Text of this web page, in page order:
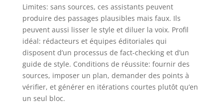
Limites: sans sources, ces assistants peuvent
produire des passages plausibles mais faux. Ils
peuvent aussi lisser le style et diluer la voix. Profil
idéal: rédacteurs et équipes éditoriales qui
disposent d’un processus de fact-checking et d’un
guide de style. Conditions de réussite: fournir des
sources, imposer un plan, demander des points à
vérifier, et générer en itérations courtes plutôt qu’en
un seul bloc.